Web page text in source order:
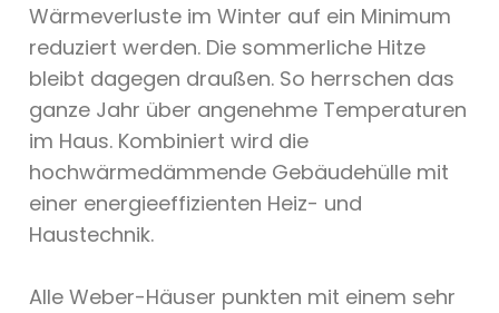
Wärmeverluste im Winter auf ein Minimum
reduziert werden. Die sommerliche Hitze
bleibt dagegen draußen. So herrschen das
ganze Jahr über angenehme Temperaturen
im Haus. Kombiniert wird die
hochwärmedämmende Gebäudehülle mit
einer energieeffizienten Heiz- und
Haustechnik.
Alle Weber-Häuser punkten mit einem sehr